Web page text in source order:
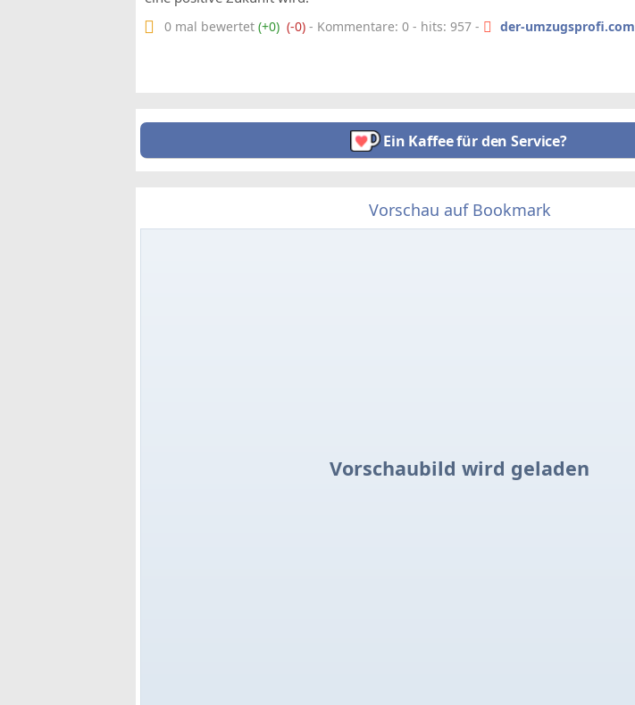
0 mal bewertet (+0) (-0) - Kommentare: 0 - hits: 957 - der-umzugsprofi.com
Ein Kaffee für den Service?
Vorschau auf Bookmark
Vorschaubild wird geladen